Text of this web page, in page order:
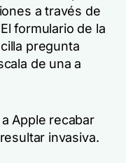
a través de
formulario de la
pregunta
de una a
Apple recabar
invasiva.